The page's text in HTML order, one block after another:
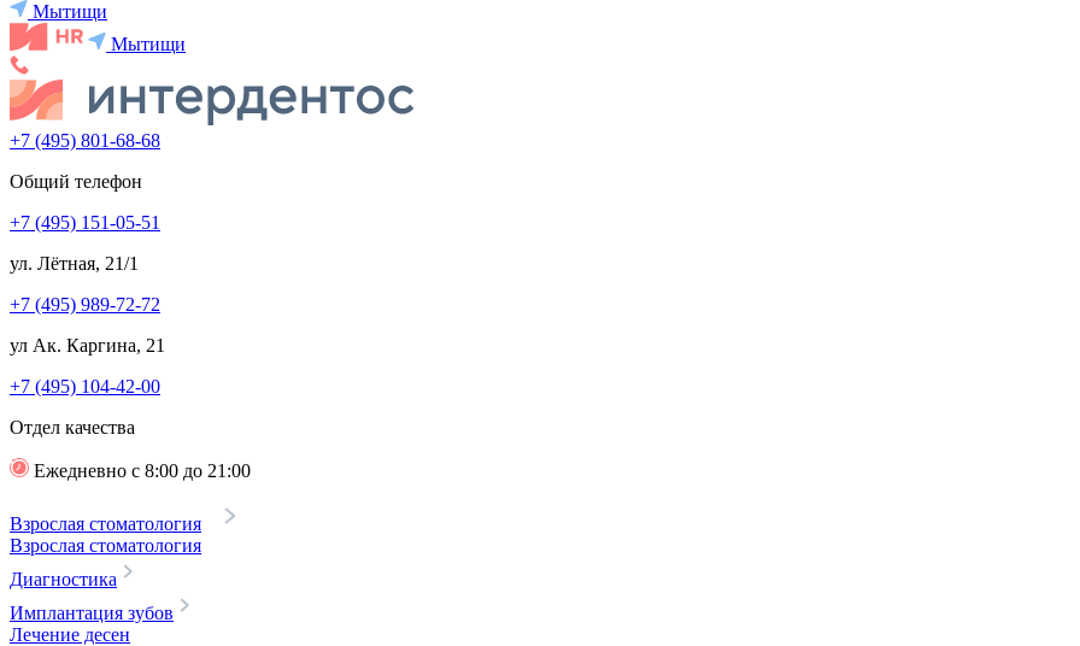
Мытищи
Мытищи
+7 (495) 801-68-68
Общий телефон
+7 (495) 151-05-51
ул. Лётная, 21/1
+7 (495) 989-72-72
ул Ак. Каргина, 21
+7 (495) 104-42-00
Отдел качества
Ежедневно с 8:00 до 21:00
Взрослая стоматология
Взрослая стоматология
Диагностика
Имплантация зубов
Лечение десен